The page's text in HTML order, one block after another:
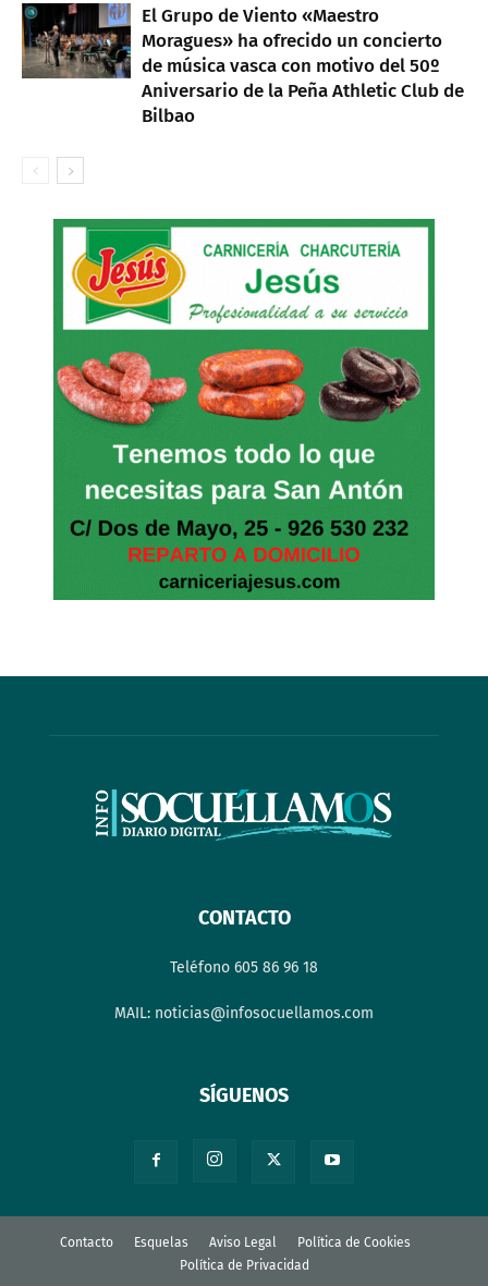
El Grupo de Viento «Maestro
Moragues» ha ofrecido un concierto
de música vasca con motivo del 50º
Aniversario de la Peña Athletic Club de
Bilbao
CONTACTO
Teléfono 605 86 96 18
MAIL: noticias@infosocuellamos.com
SÍGUENOS
Contacto Esquelas Aviso Legal
Política de Cookies
Política de Privacidad